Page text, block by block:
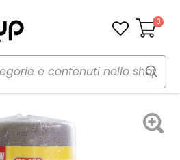
Carrello
0
Panni, pelli e spugne